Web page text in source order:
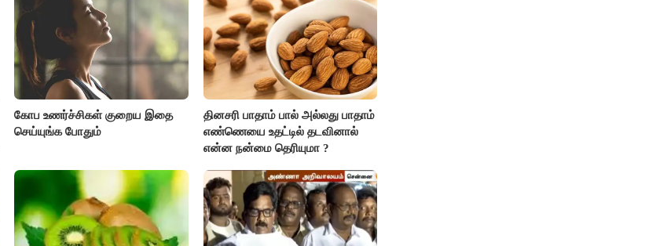
கோப உணர்ச்சிகள் குறைய இதை
செய்யுங்க போதும்
தினசரி பாதாம் பால் அல்லது பாதாம்
எண்ணெயை உதட்டில் தடவினால்
என்ன நன்மை தெரியுமா ?